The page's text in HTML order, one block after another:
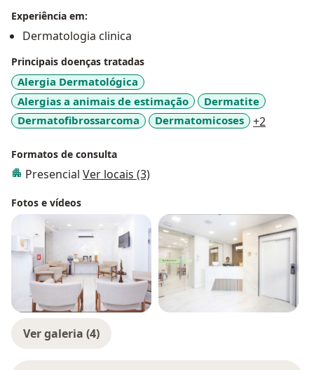
Experiência em:
Dermatologia clinica
Principais doenças tratadas
Alergia Dermatológica
Alergias a animais de estimação
Dermatite
Dermatofibrossarcoma
Dermatomicoses +2
Formatos de consulta
Presencial Ver locais (3)
Fotos e vídeos
Ver galeria (4)